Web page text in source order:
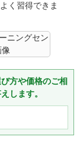
く習得できま
方や価格のご相
します。